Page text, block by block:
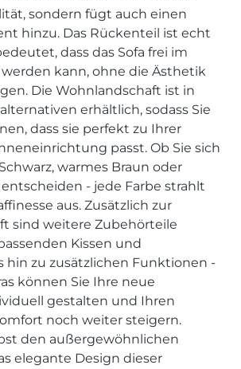
Leder
Stoff
Systeme
Küche
der alles kann
Geheimnis langlebiger
Design trifft auf Funktionalität
w/d) - Kaufleute im Einzelhandel
w/d)
(m/w/d)
(m/w/d)
(m/w/d)
sondern fügt auch einen
hinzu. Das Rückenteil ist echt
dass das Sofa frei im
kann, ohne die Ästhetik
Die Wohnlandschaft ist in
erhältlich, sodass Sie
dass sie perfekt zu Ihrer
passt. Ob Sie sich
warmes Braun oder
- jede Farbe strahlt
aus. Zusätzlich zur
sind weitere Zubehörteile
Kissen und
hin zu zusätzlichen Funktionen -
können Sie Ihre neue
gestalten und Ihren
noch weiter steigern.
den außergewöhnlichen
elegante Design dieser